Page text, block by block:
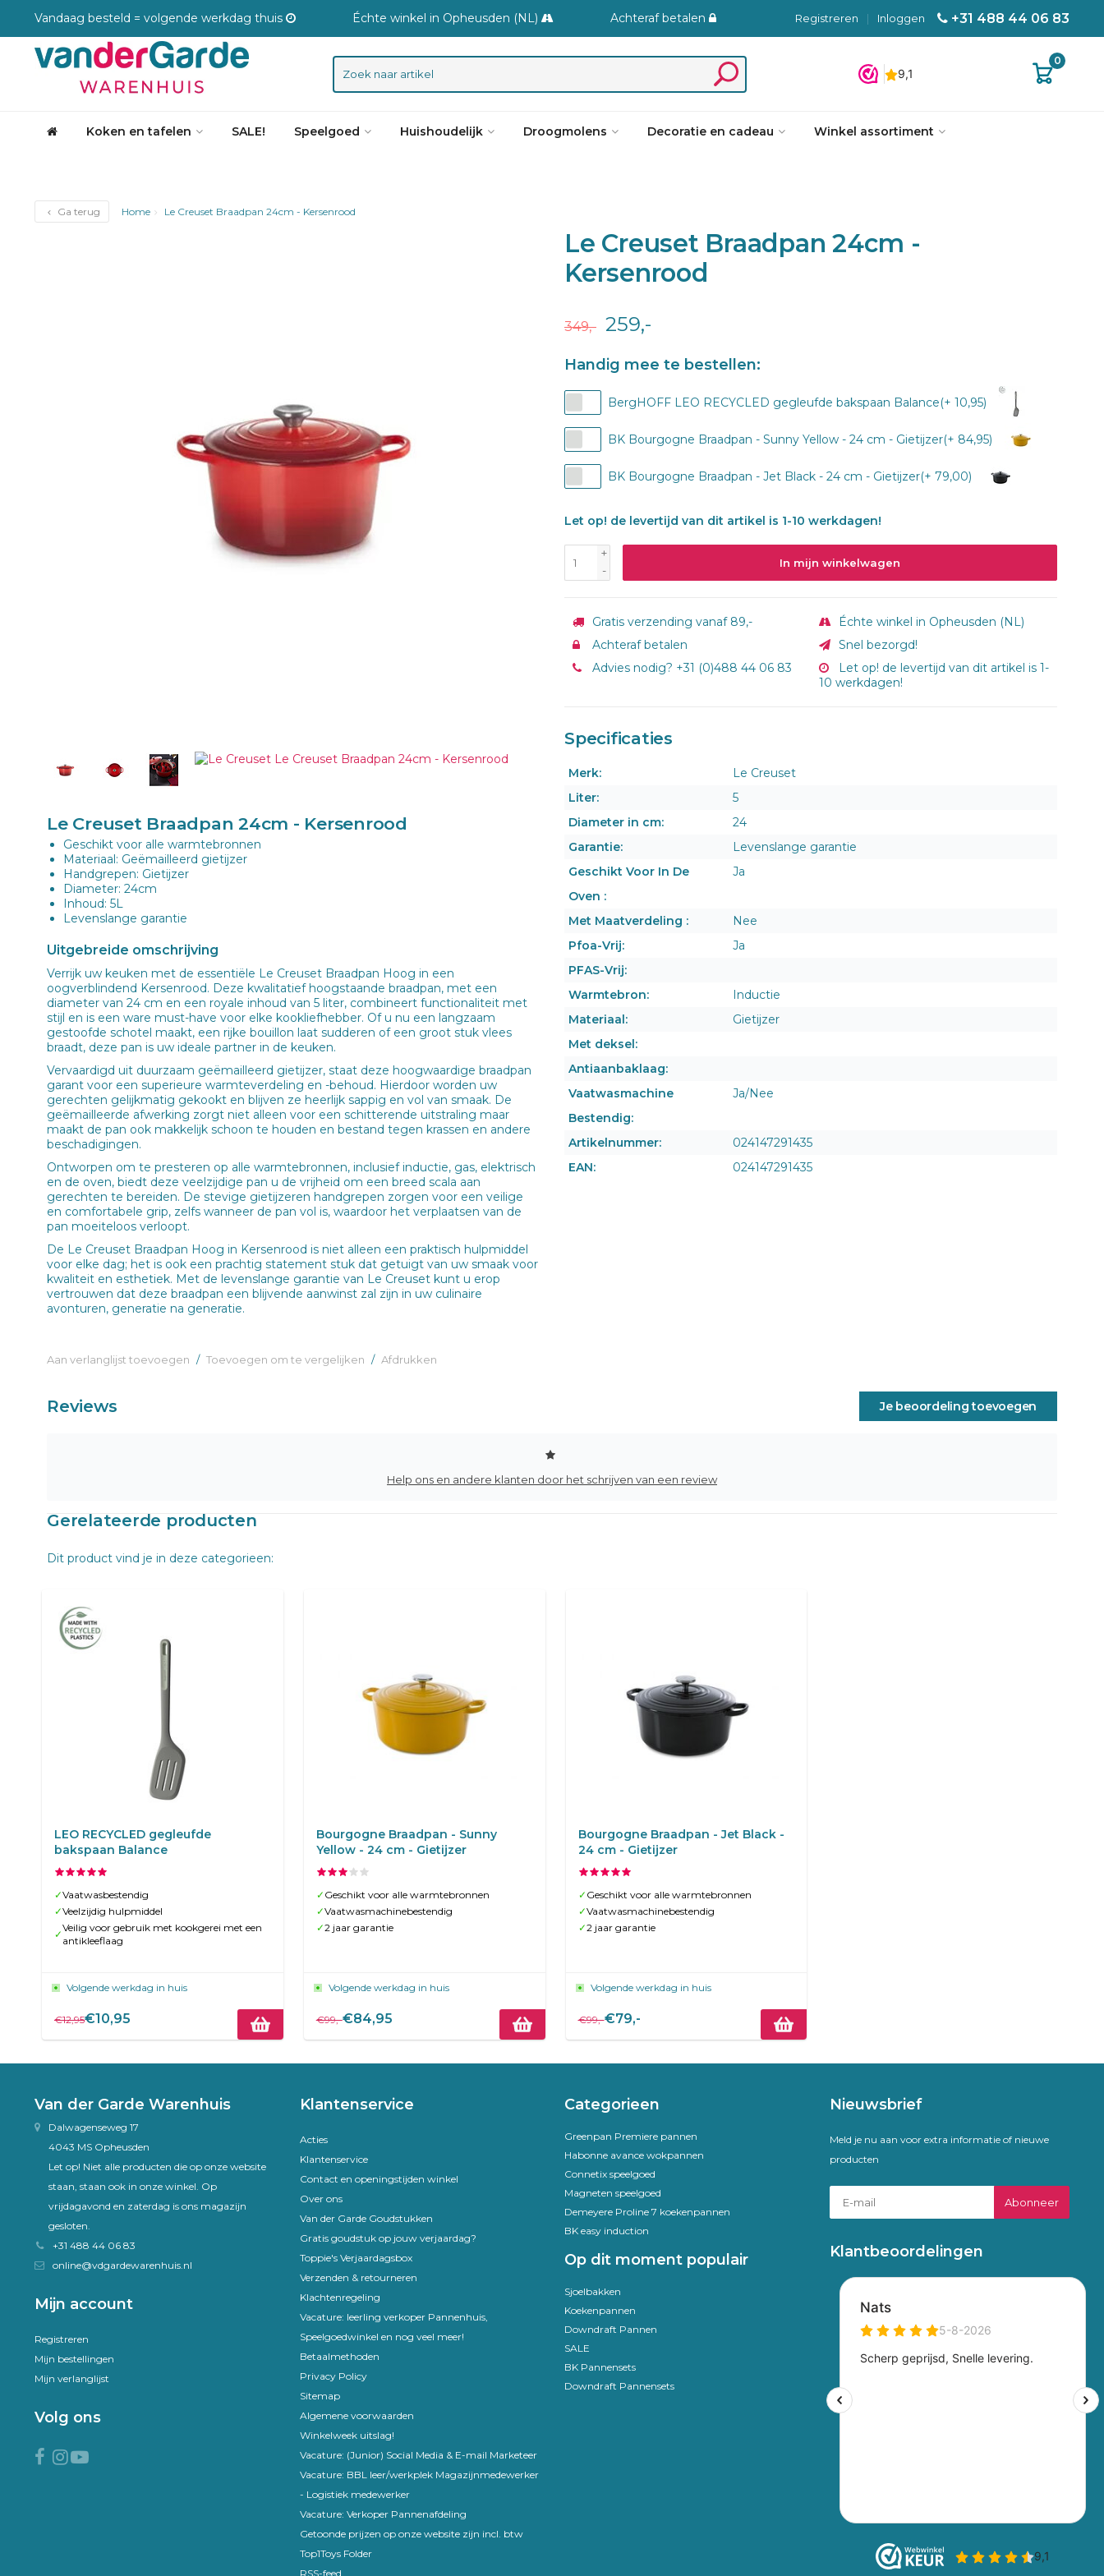
Vandaag besteld = volgende werkdag thuis Échte winkel in Opheusden (NL) Achteraf betalen +31 488 44 06 83
Inloggen
|
Registreren
0
Koken en tafelen SALE! Speelgoed Huishoudelijk Droogmolens Decoratie en cadeau Winkel assortiment
Ga terug Home Le Creuset Braadpan 24cm - Kersenrood
Le Creuset Braadpan 24cm - Kersenrood
Geschikt voor alle warmtebronnen
Materiaal: Geëmailleerd gietijzer
Handgrepen: Gietijzer
Diameter: 24cm
Inhoud: 5L
Levenslange garantie
Uitgebreide omschrijving
Verrijk uw keuken met de essentiële Le Creuset Braadpan Hoog in een
oogverblindend Kersenrood. Deze kwalitatief hoogstaande braadpan, met een
diameter van 24 cm en een royale inhoud van 5 liter, combineert functionaliteit met
stijl en is een ware must-have voor elke kookliefhebber. Of u nu een langzaam
gestoofde schotel maakt, een rijke bouillon laat sudderen of een groot stuk vlees
braadt, deze pan is uw ideale partner in de keuken.
Vervaardigd uit duurzaam geëmailleerd gietijzer, staat deze hoogwaardige braadpan
garant voor een superieure warmteverdeling en -behoud. Hierdoor worden uw
gerechten gelijkmatig gekookt en blijven ze heerlijk sappig en vol van smaak. De
geëmailleerde afwerking zorgt niet alleen voor een schitterende uitstraling maar
maakt de pan ook makkelijk schoon te houden en bestand tegen krassen en andere
beschadigingen.
Ontworpen om te presteren op alle warmtebronnen, inclusief inductie, gas, elektrisch
en de oven, biedt deze veelzijdige pan u de vrijheid om een breed scala aan
gerechten te bereiden. De stevige gietijzeren handgrepen zorgen voor een veilige
en comfortabele grip, zelfs wanneer de pan vol is, waardoor het verplaatsen van de
pan moeiteloos verloopt.
De Le Creuset Braadpan Hoog in Kersenrood is niet alleen een praktisch hulpmiddel
voor elke dag; het is ook een prachtig statement stuk dat getuigt van uw smaak voor
kwaliteit en esthetiek. Met de levenslange garantie van Le Creuset kunt u erop
vertrouwen dat deze braadpan een blijvende aanwinst zal zijn in uw culinaire
avonturen, generatie na generatie.
Aan verlanglijst toevoegen / Toevoegen om te vergelijken / Afdrukken
Le Creuset Braadpan 24cm -
Kersenrood
349,- 259,-
Handig mee te bestellen:
BergHOFF LEO RECYCLED gegleufde bakspaan Balance(+ 10,95)
BK Bourgogne Braadpan - Sunny Yellow - 24 cm - Gietijzer(+ 84,95)
BK Bourgogne Braadpan - Jet Black - 24 cm - Gietijzer(+ 79,00)
Let op! de levertijd van dit artikel is 1-10 werkdagen!
+
-
In mijn winkelwagen
Gratis verzending vanaf 89,-
Échte winkel in Opheusden (NL)
Achteraf betalen
Snel bezorgd!
Advies nodig? +31 (0)488 44 06 83
Let op! de levertijd van dit artikel is 1-
10 werkdagen!
Specificaties
Merk:
Le Creuset
Liter:
5
Diameter in cm:
24
Garantie:
Levenslange garantie
Geschikt Voor In De
Oven :
Ja
Met Maatverdeling :
Nee
Pfoa-Vrij:
Ja
PFAS-Vrij:
Warmtebron:
Inductie
Materiaal:
Gietijzer
Met deksel:
Antiaanbaklaag:
Vaatwasmachine
Bestendig:
Ja/Nee
Artikelnummer:
024147291435
EAN:
024147291435
Reviews Je beoordeling toevoegen
Help ons en andere klanten door het schrijven van een review
Gerelateerde producten
Dit product vind je in deze categorieen:
LEO RECYCLED gegleufde
bakspaan Balance
✓Vaatwasbestendig
✓Veelzijdig hulpmiddel
✓
Veilig voor gebruik met kookgerei met een
antikleeflaag
Volgende werkdag in huis
€12,95€10,95
Bourgogne Braadpan - Sunny
Yellow - 24 cm - Gietijzer
✓ Geschikt voor alle warmtebronnen
✓Vaatwasmachinebestendig
✓2 jaar garantie
Volgende werkdag in huis
€99,-€84,95
Bourgogne Braadpan - Jet Black -
24 cm - Gietijzer
✓ Geschikt voor alle warmtebronnen
✓Vaatwasmachinebestendig
✓2 jaar garantie
Volgende werkdag in huis
€99,-€79,-
Van der Garde Warenhuis
Dalwagenseweg 17
4043 MS Opheusden
Let op! Niet alle producten die op onze website
staan, staan ook in onze winkel. Op
vrijdagavond en zaterdag is ons magazijn
gesloten.
+31 488 44 06 83
online@vdgardewarenhuis.nl
Mijn account
Registreren
Mijn bestellingen
Mijn verlanglijst
Volg ons
Klantenservice
Acties
Klantenservice
Contact en openingstijden winkel
Over ons
Van der Garde Goudstukken
Gratis goudstuk op jouw verjaardag?
Toppie's Verjaardagsbox
Verzenden & retourneren
Klachtenregeling
Vacature: leerling verkoper Pannenhuis,
Speelgoedwinkel en nog veel meer!
Betaalmethoden
Privacy Policy
Sitemap
Algemene voorwaarden
Winkelweek uitslag!
Vacature: (Junior) Social Media & E-mail Marketeer
Vacature: BBL leer/werkplek Magazijnmedewerker
- Logistiek medewerker
Vacature: Verkoper Pannenafdeling
Getoonde prijzen op onze website zijn incl. btw
Top1Toys Folder
RSS-feed
Categorieen
Greenpan Premiere pannen
Habonne avance wokpannen
Connetix speelgoed
Magneten speelgoed
Demeyere Proline 7 koekenpannen
BK easy induction
Op dit moment populair
Sjoelbakken
Koekenpannen
Downdraft Pannen
SALE
BK Pannensets
Downdraft Pannensets
Nieuwsbrief
Meld je nu aan voor extra informatie of nieuwe
producten
Abonneer
Klantbeoordelingen